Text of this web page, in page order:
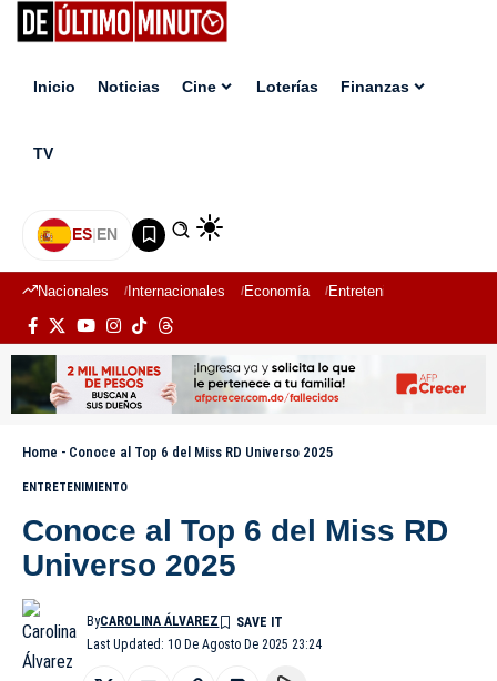
Inicio Noticias Cine Loterías Finanzas
TV
ES|EN
Nacionales Internacionales Economía Entretenimiento
Home - Conoce al Top 6 del Miss RD Universo 2025
ENTRETENIMIENTO
Conoce al Top 6 del Miss RD
Universo 2025
Last Updated: 10 De Agosto De 2025 23:24
ByCAROLINA ÁLVAREZ